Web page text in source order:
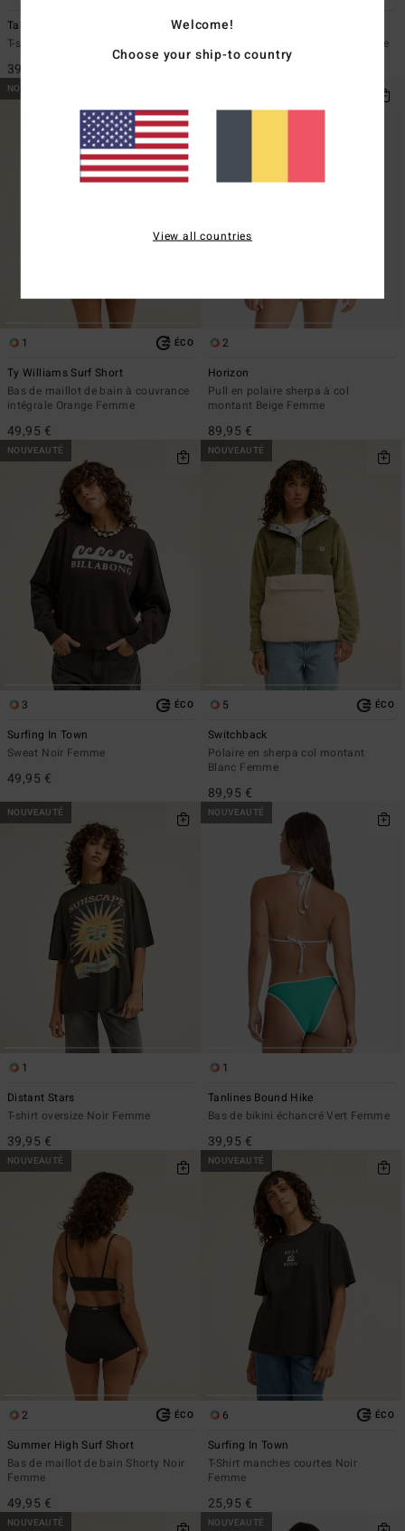
Take A Tour
T-shirt oversize Noir Femme
39,95 €
Tanlines Bound Remi Tri
Haut de bikini triangle Vert Femme
NOUVEAUTÉ
1 ÉCO
Ty Williams Surf Short
Bas de maillot de bain à couvrance
intégrale Orange Femme
49,95 €
2
Horizon
Pull en polaire sherpa à col
montant Beige Femme
89,95 €
NOUVEAUTÉ
3 ÉCO
Surfing In Town
Sweat Noir Femme
49,95 €
NOUVEAUTÉ
5 ÉCO
Switchback
Polaire en sherpa col montant
Blanc Femme
89,95 €
NOUVEAUTÉ
1
Distant Stars
T-shirt oversize Noir Femme
39,95 €
NOUVEAUTÉ
1
Tanlines Bound Hike
Bas de bikini échancré Vert Femme
39,95 €
NOUVEAUTÉ
2 ÉCO
Summer High Surf Short
Bas de maillot de bain Shorty Noir
Femme
49,95 €
NOUVEAUTÉ
6 ÉCO
Surfing In Town
T-Shirt manches courtes Noir
Femme
25,95 €
NOUVEAUTÉ NOUVEAUTÉ
Welcome!
Choose your ship-to country
View all countries